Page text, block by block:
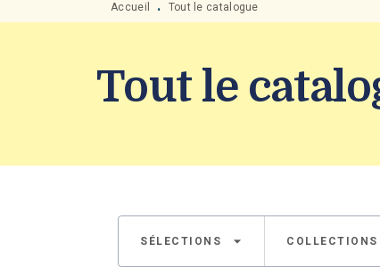
Accueil • Tout le catalogue
Tout le
SÉLECTIONS arrow_drop_down COLLECTIONS